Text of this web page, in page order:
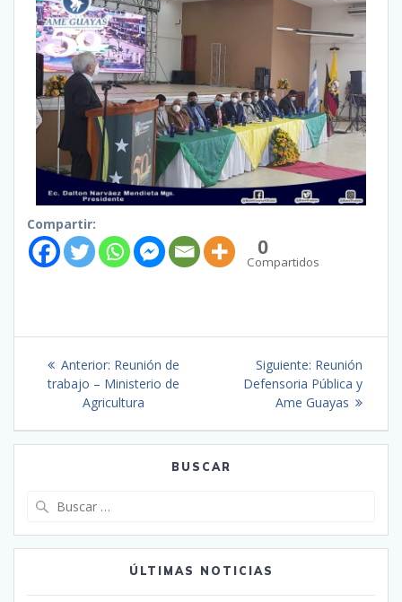
Compartir:
0
Compartidos
Anterior: Reunión de
trabajo – Ministerio de
Agricultura
Siguiente: Reunión
Defensoria Pública y
Ame Guayas
BUSCAR
ÚLTIMAS NOTICIAS